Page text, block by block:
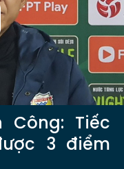
Công: Tiếc
3 điểm